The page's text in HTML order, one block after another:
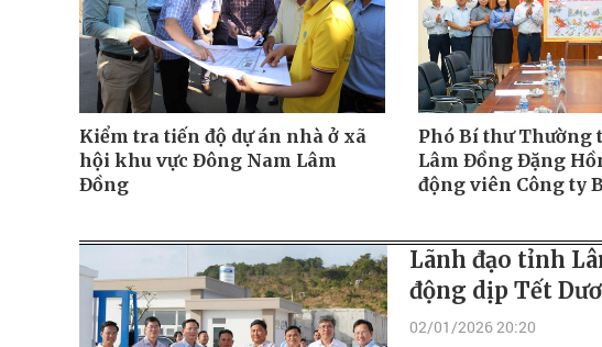
Kiểm tra tiến độ dự án nhà ở xã
hội khu vực Đông Nam Lâm
Đồng
Phó Bí thư Thường
Lâm Đồng Đặng
động viên Công ty
Lãnh đạo tỉnh
động dịp Tết
02/01/2026 20:20